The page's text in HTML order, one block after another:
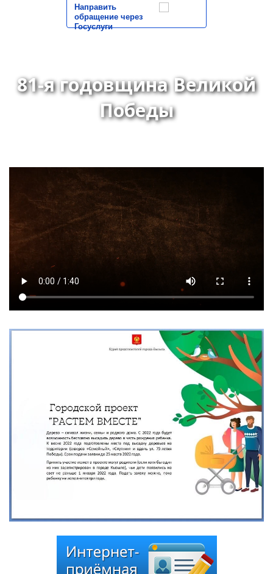
Направить
обращение через
Госуслуги
81-я годовщина Великой
Победы